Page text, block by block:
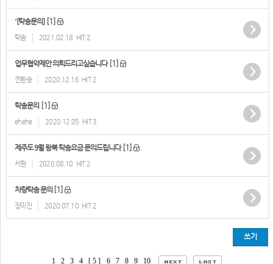
'[탁송문의] [1]
탁송 2021.02.18 HIT 2
업무협약제안 의뢰드리고싶습니다 [1]
전환송 2020.12.16 HIT 2
탁송문의 [1]
ehehe 2020.12.05 HIT 3
제주도 9월 왕복 탁송요금 문의드립니다 [1]
서현 2020.08.10 HIT 2
차량탁송 문의 [1]
장미진 2020.07.10 HIT 2
쓰기
1 2 3 4 [ 5 ] 6 7 8 9 10